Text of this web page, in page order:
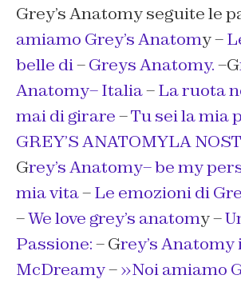
Grey’s Anatomy seguite le
amiamo Grey’s Anatomy –
belle di–Greys Anatomy.–G
Anatomy– Italia–La ruota
mai di girare–Tu sei la mia
GREY’S ANATOMYLA
Grey’s Anatomy– be my
mia vita–Le emozioni di
–We love grey’s anatomy –
Passione:– Grey’s Anatomy
McDreamy–»Noi amiamo